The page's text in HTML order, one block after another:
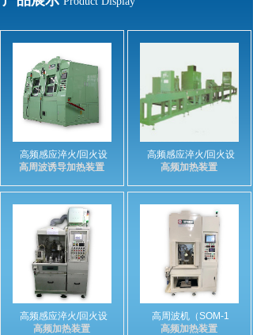
高频感应淬火/回火设
高周波诱导加热装置
高频感应淬火/回火设
高频加热装置
高频感应淬火/回火设
高频加热装置
高周波机（SOM-1
高频加热装置